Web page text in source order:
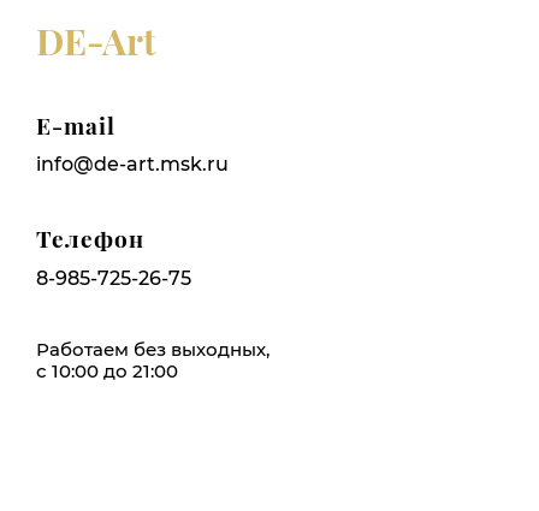
DE-Art
E-mail
info@de-art.msk.ru
Телефон
8-985-725-26-75
Работаем без выходных,
с 10:00 до 21:00